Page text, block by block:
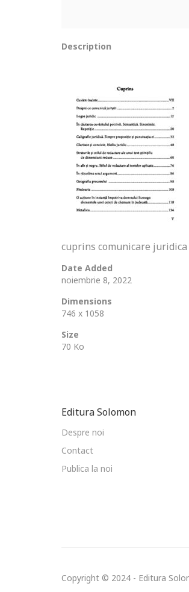
Description
cuprins comunicare
Date Added
noiembrie 8, 2022
Dimensions
746 x 1058
Size
70 Ko
Editura Solomon
Despre noi
Contact
Publica la noi
Copyright © 2024 - Editura